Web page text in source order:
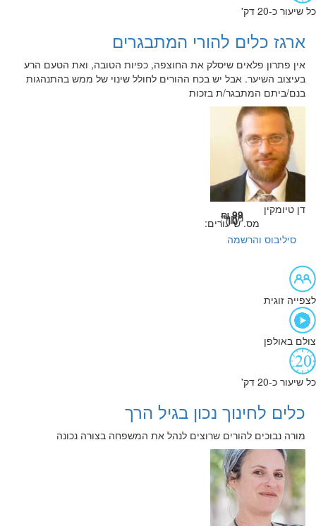
כל שיעור כ-20 דק'
ארגז כלים להורי המתבגרים
אין פתרון פלאים שיסלק את החוצפה, כפיות הטובה, ואת הטעם הרע
בעיצוב השיער. אבל יש בכח ההורים לחולל שינוי של ממש בהתנהגות
בנם/ביתם המתבגר/ת בזכות
דן טיומקין
מחיר:
99 ₪
מס. שיעורים:
10
סיליבוס והרשמה
לצפייה זוגית
צולם באולפן
כל שיעור כ-20 דק'
כלים לחינוך נכון בגיל הרך
מורה נבוכים להורים שרוצים לנהל את המשפחה בצורה נכונה